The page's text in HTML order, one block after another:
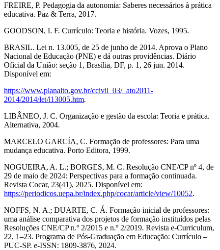
FREIRE, P. Pedagogia da autonomia: Saberes necessários à prática
educativa. Paz & Terra, 2017.
GOODSON, I. F. Currículo: Teoria e história. Vozes, 1995.
BRASIL. Lei n. 13.005, de 25 de junho de 2014. Aprova o Plano
Nacional de Educação (PNE) e dá outras providências. Diário
Oficial da União: seção 1, Brasília, DF, p. 1, 26 jun. 2014.
Disponível em:
https://www.planalto.gov.br/ccivil_03/_ato2011-
2014/2014/lei/l13005.htm.
LIBÂNEO, J. C. Organização e gestão da escola: Teoria e prática.
Alternativa, 2004.
MARCELO GARCÍA, C. Formação de professores: Para uma
mudança educativa. Porto Editora, 1999.
NOGUEIRA, A. L.; BORGES, M. C. Resolução CNE/CP nº 4, de
29 de maio de 2024: Perspectivas para a formação continuada.
Revista Cocar, 23(41), 2025. Disponível em:
https://periodicos.uepa.br/index.php/cocar/article/view/10052.
NOFFS, N. A.; DUARTE, C. Á. Formação inicial de professores:
uma análise comparativa dos projetos de formação instituídos pelas
Resoluções CNE/CP n.º 2/2015 e n.º 2/2019. Revista e-Curriculum,
22, 1–23. Programa de Pós-Graduação em Educação: Currículo –
PUC-SP. e-ISSN: 1809-3876, 2024.